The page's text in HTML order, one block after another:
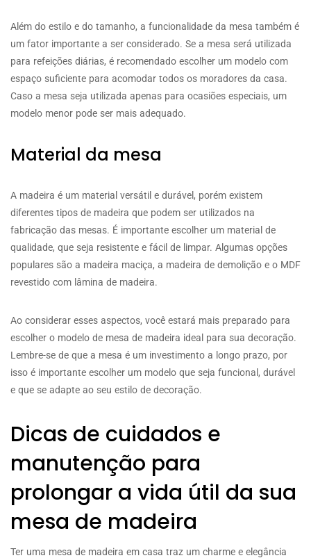
Além do estilo e do tamanho, a funcionalidade da mesa também é
um fator importante a ser considerado. Se a mesa será utilizada
para refeições diárias, é recomendado escolher um modelo com
espaço suficiente para acomodar todos os moradores da casa.
Caso a mesa seja utilizada apenas para ocasiões especiais, um
modelo menor pode ser mais adequado.
Material da mesa
A madeira é um material versátil e durável, porém existem
diferentes tipos de madeira que podem ser utilizados na
fabricação das mesas. É importante escolher um material de
qualidade, que seja resistente e fácil de limpar. Algumas opções
populares são a madeira maciça, a madeira de demolição e o MDF
revestido com lâmina de madeira.
Ao considerar esses aspectos, você estará mais preparado para
escolher o modelo de mesa de madeira ideal para sua decoração.
Lembre-se de que a mesa é um investimento a longo prazo, por
isso é importante escolher um modelo que seja funcional, durável
e que se adapte ao seu estilo de decoração.
Dicas de cuidados e
manutenção para
prolongar a vida útil da sua
mesa de madeira
Ter uma mesa de madeira em casa traz um charme e elegância